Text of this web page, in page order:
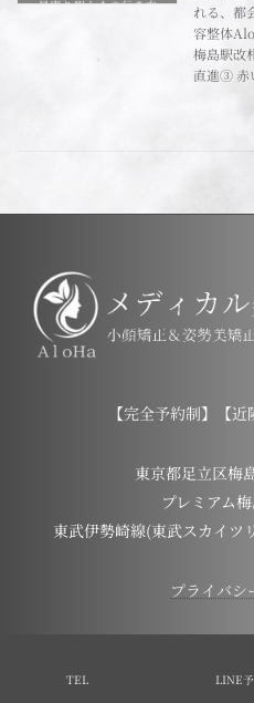
れる、都
容整体
梅島駅改
直進③ 赤
【完全予約制】【近
東京都足立区梅
プレミアム
東武伊勢崎線(東武スカイ
プライバシ
TEL
LINE